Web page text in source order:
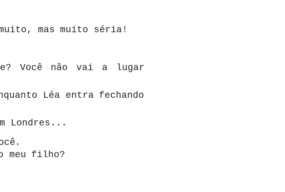
mas muito
séria!
Você não vai a lugar
Léa entra fechando
Londres...
meu filho?